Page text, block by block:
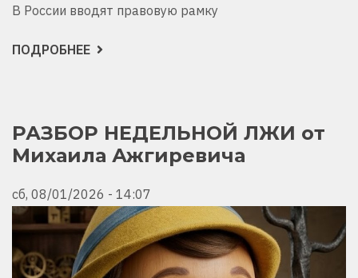
В России вводят правовую рамку
ПОДРОБНЕЕ О
ЗА
4
АВГУСТА
2026!
РАЗБОР НЕДЕЛЬНОЙ ЛЖИ от
Михаила Ажгиревича
сб, 08/01/2026 - 14:07